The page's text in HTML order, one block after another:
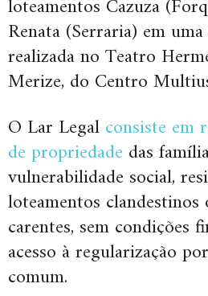
loteamentos Cazuza
Renata (Serraria) em
realizada no Teatro
Merize, do Centro
O Lar Legalconsiste em
de propriedade das
vulnerabilidade social,
loteamentos
carentes, sem condições
acesso à regularização
comum.